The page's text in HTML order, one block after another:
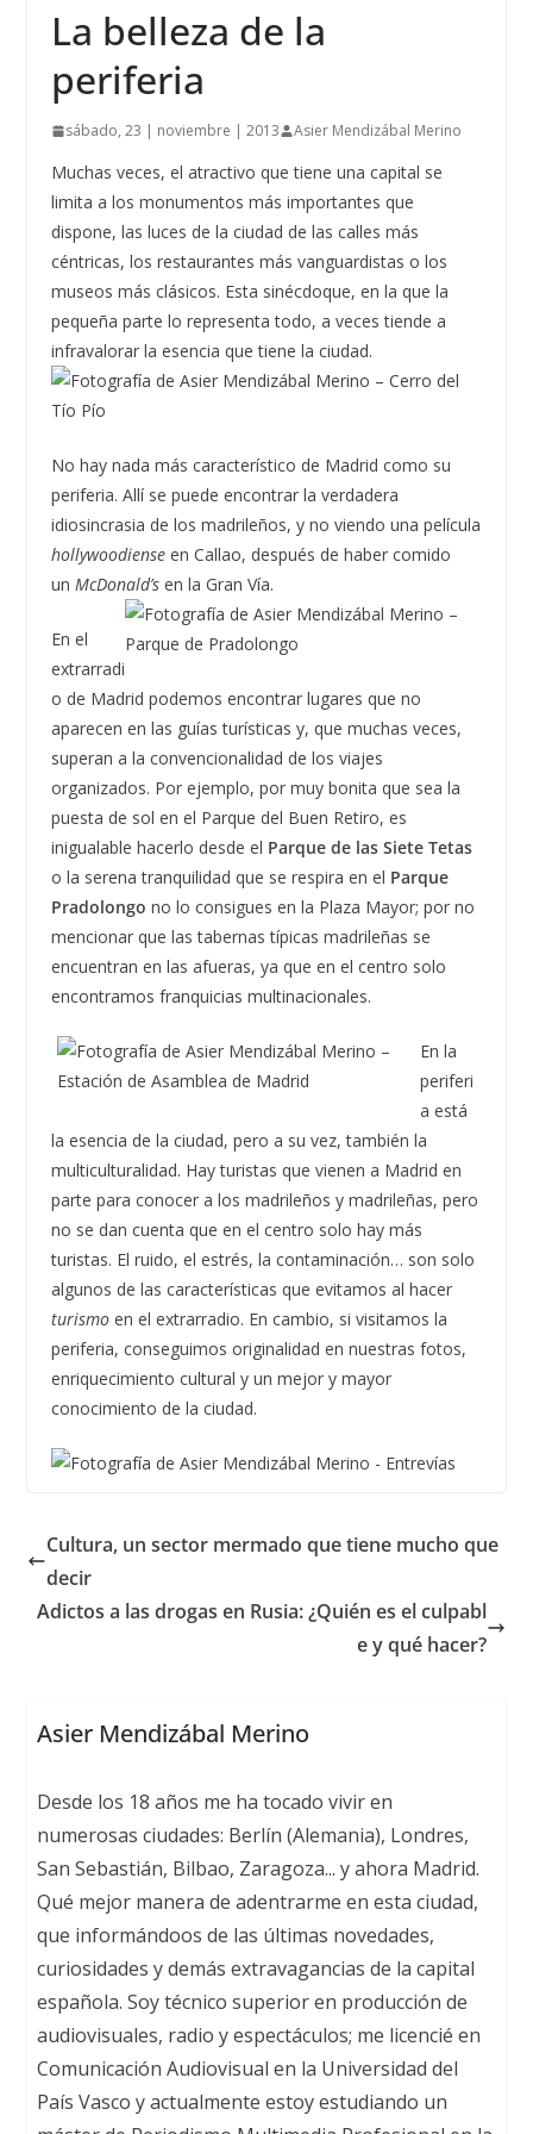
La belleza de la
periferia
sábado, 23 | noviembre | 2013 Asier Mendizábal Merino
Muchas veces, el atractivo que tiene una capital se
limita a los monumentos más importantes que
dispone, las luces de la ciudad de las calles más
céntricas, los restaurantes más vanguardistas o los
museos más clásicos. Esta sinécdoque, en la que la
pequeña parte lo representa todo, a veces tiende a
infravalorar la esencia que tiene la ciudad.
No hay nada más característico de Madrid como su
periferia. Allí se puede encontrar la verdadera
idiosincrasia de los madrileños, y no viendo una película
hollywoodienseen Callao, después de haber comido
un McDonald’sen la Gran Vía.
En el
extrarradi
o de Madrid podemos encontrar lugares que no
aparecen en las guías turísticas y, que muchas veces,
superan a la convencionalidad de los viajes
organizados. Por ejemplo, por muy bonita que sea la
puesta de sol en el Parque del Buen Retiro, es
inigualable hacerlo desde el Parque de las Siete Tetas
o la serena tranquilidad que se respira en el Parque
Pradolongo no lo consigues en la Plaza Mayor; por no
mencionar que las tabernas típicas madrileñas se
encuentran en las afueras, ya que en el centro solo
encontramos franquicias multinacionales.
En la
periferi
a está
la esencia de la ciudad, pero a su vez, también la
multiculturalidad. Hay turistas que vienen a Madrid en
parte para conocer a los madrileños y madrileñas, pero
no se dan cuenta que en el centro solo hay más
turistas. El ruido, el estrés, la contaminación… son solo
algunos de las características que evitamos al hacer
turismoen el extrarradio. En cambio, si visitamos la
periferia, conseguimos originalidad en nuestras fotos,
enriquecimiento cultural y un mejor y mayor
conocimiento de la ciudad.
Cultura, un sector mermado que tiene mucho que
decir
Adictos a las drogas en Rusia: ¿Quién es el culpabl
e y qué hacer?
Asier Mendizábal Merino
Desde los 18 años me ha tocado vivir en
numerosas ciudades: Berlín (Alemania), Londres,
San Sebastián, Bilbao, Zaragoza... y ahora Madrid.
Qué mejor manera de adentrarme en esta ciudad,
que informándoos de las últimas novedades,
curiosidades y demás extravagancias de la capital
española. Soy técnico superior en producción de
audiovisuales, radio y espectáculos; me licencié en
Comunicación Audiovisual en la Universidad del
País Vasco y actualmente estoy estudiando un